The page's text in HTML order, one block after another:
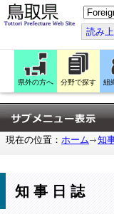
こ
の
ペ
ー
ジ
翻
訳
す
る
読み
県外の方へ 分野で探す 組
現在の位置： ホーム 知
知事日誌